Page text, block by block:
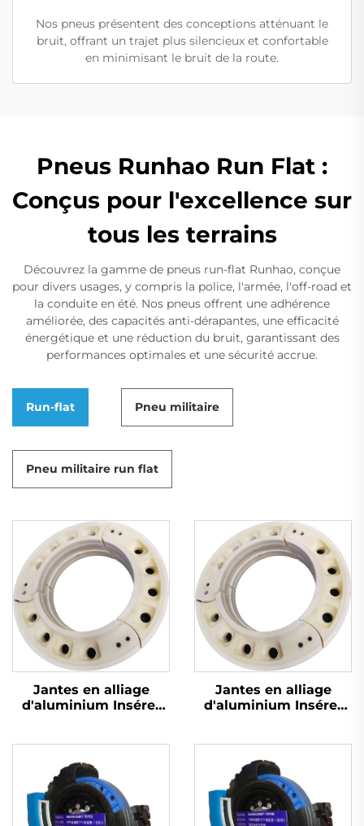
Nos pneus présentent des conceptions atténuant le
bruit, offrant un trajet plus silencieux et confortable
en minimisant le bruit de la route.
Pneus Runhao Run Flat :
Conçus pour l'excellence sur
tous les terrains
Découvrez la gamme de pneus run-flat Runhao, conçue
pour divers usages, y compris la police, l'armée, l'off-road et
la conduite en été. Nos pneus offrent une adhérence
améliorée, des capacités anti-dérapantes, une efficacité
énergétique et une réduction du bruit, garantissant des
performances optimales et une sécurité accrue.
Run-flat Pneu militaire
Pneu militaire run flat
Jantes en alliage
d'aluminium Insérer
Chine Technologie de
pointe
Jantes en alliage
d'aluminium Insérer
Chine Technologie de
pointe